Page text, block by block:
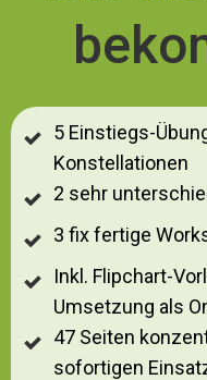
5 Einstiegs-
Konstellationen
2 sehr
3 fix fertige
Inkl. Flipchart-
Umsetzung als
47 Seiten
sofortigen